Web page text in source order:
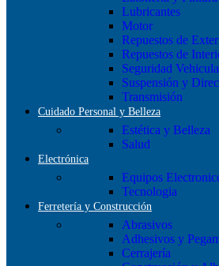
Lubricantes
Motor
Repuestos de
Repuestos de
Seguridad
Suspensión y
Transmisión
Cuidado Personal y Belleza
Estética y Belleza
Salud
Electrónica
Equipos
Tecnologia
Ferretería y Construcción
Abrasivos
Adhesivos y
Cerrajería